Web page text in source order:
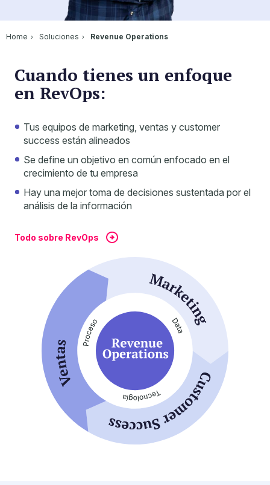
Home Soluciones Revenue Operations
Cuando tienes un enfoque
en RevOps:
Tus equipos de marketing, ventas y customer
success están alineados
Se define un objetivo en común enfocado en el
crecimiento de tu empresa
Hay una mejor toma de decisiones sustentada por el
análisis de la información
Todo sobre RevOps